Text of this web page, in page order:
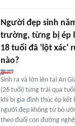
Người đẹp sinh
trường, từng bị ép
18 tuổi đã 'lột xác'
nào?
Sinh ra và lớn lên tại An
(26 tuổi) từng trải qua
khi bị gia đình thúc ép kết
người đẹp không từ bỏ
theo đuổi con đường